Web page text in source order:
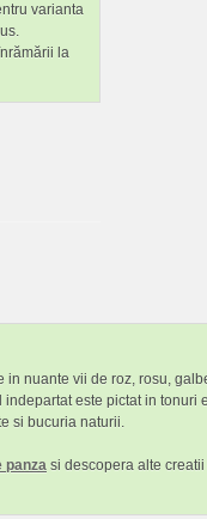
varianta
la
nuante vii de roz, rosu,
este pictat in
si bucuria naturii.
panza si descopera alte